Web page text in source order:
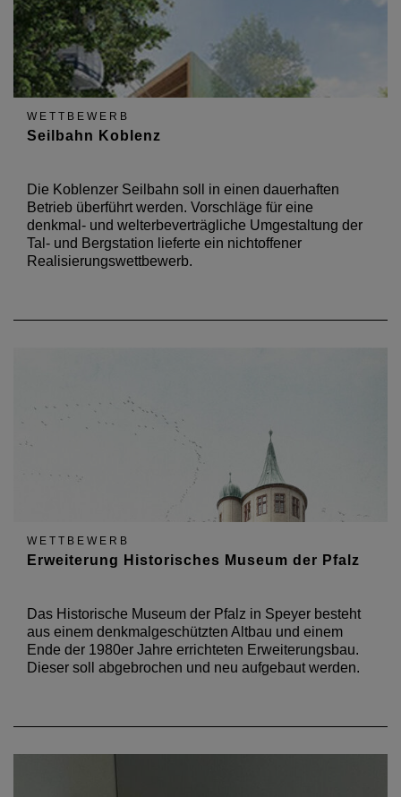
WETTBEWERB
Seilbahn Koblenz
Die Koblenzer Seilbahn soll in einen dauerhaften
Betrieb überführt werden. Vorschläge für eine
denkmal- und welterbeverträgliche Umgestaltung der
Tal- und Bergstation lieferte ein nichtoffener
Realisierungswettbewerb.
WETTBEWERB
Erweiterung Historisches Museum der Pfalz
Das Historische Museum der Pfalz in Speyer besteht
aus einem denkmalgeschützten Altbau und einem
Ende der 1980er Jahre errichteten Erweiterungsbau.
Dieser soll abgebrochen und neu aufgebaut werden.